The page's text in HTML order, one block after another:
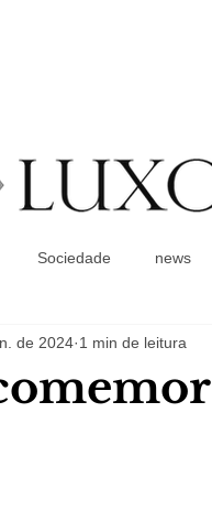
Sociedade news
de 2024 1 min de leitura